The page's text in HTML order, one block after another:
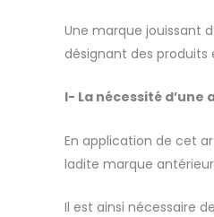
Une marque jouissant
désignant des produits
I- La nécessité
En application de cet
ladite marque
Il est ainsi nécessaire